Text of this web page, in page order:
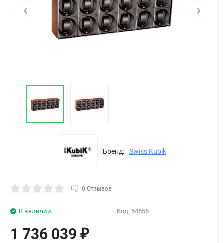
‹ ›
Бренд: Swiss Kubik
0 Отзывов
В наличии Код: 54556
1 736 039 ₽